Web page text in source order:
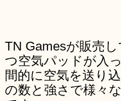
TN Gamesが販売
つ空気パッドが入
間的に空気を送り
の数と強さで様々